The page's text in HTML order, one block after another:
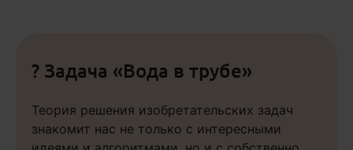
? Задача «Вода в трубе»
Теория решения изобретательских задач
знакомит нас не только с интересными